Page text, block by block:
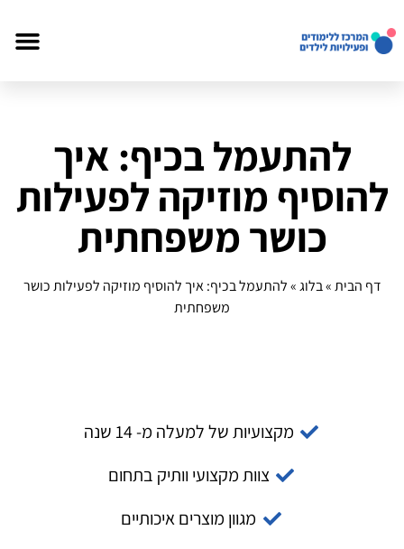
להתעמל בכיף: איך
להוסיף מוזיקה לפעילות
כושר משפחתית
דף הבית»בלוג»להתעמל בכיף: איך להוסיף מוזיקה לפעילות כושר
משפחתית
מקצועיות של למעלה מ- 14 שנה
צוות מקצועי וותיק בתחום
מגוון מוצרים איכותיים